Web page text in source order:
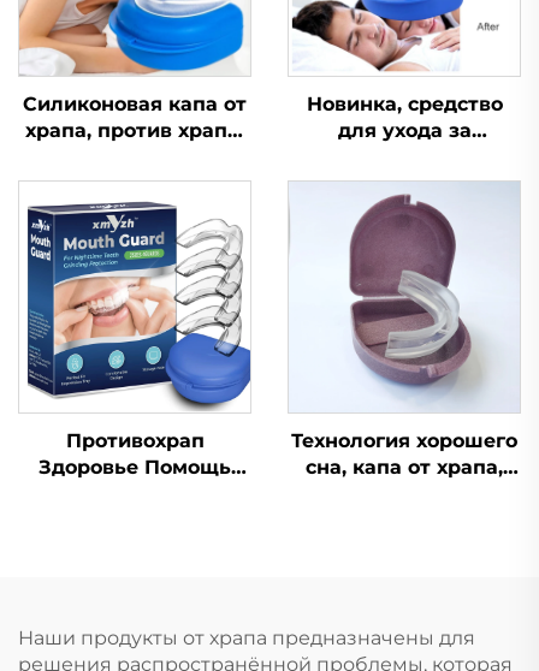
Силиконовая капа от
храпа, против храпа,
бруксизма, средство
для сна,
ортодонтическая
капа, средства
личной гигиены,
помощь при сне и
храпе
Новинка, средство
для ухода за
устройство для
помощи во сне,
улучшает качество
сна, силиконовая и
EVA-капа от храпа
Противохрап
Здоровье Помощь
остановки дыхания
ртом во сне Лента
Технология хорошего
сна, капа от храпа,
Наши продукты от храпа предназначены для
решения распространённой проблемы, которая